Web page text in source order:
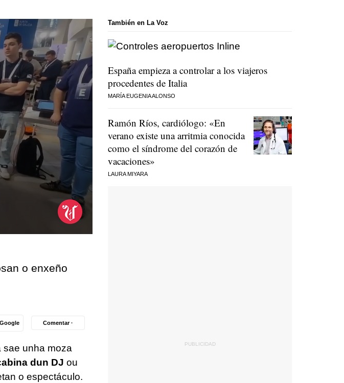
o enxeño
Comentar ·
sae unha moza
dun DJ ou
o espectáculo.
También en La Voz
España empieza a controlar a los viajeros
procedentes de Italia
MARÍA EUGENIA ALONSO
Ramón Ríos, cardiólogo: «En
verano existe una arritmia conocida
como el síndrome del corazón de
vacaciones»
LAURA MIYARA